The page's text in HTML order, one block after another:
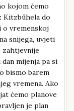
kojom ćemo
Kitzbühela do
o vremenskoj
snijega, uvjeti
zahtjevnije
mijenja pa si
bismo barem
vremena. Ako
ćemo planove
je plan